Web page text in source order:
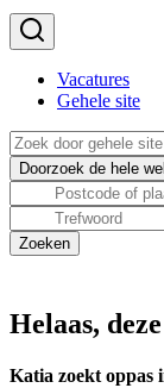
Vacatures
Gehele site
Helaas,
Katia zoekt oppas